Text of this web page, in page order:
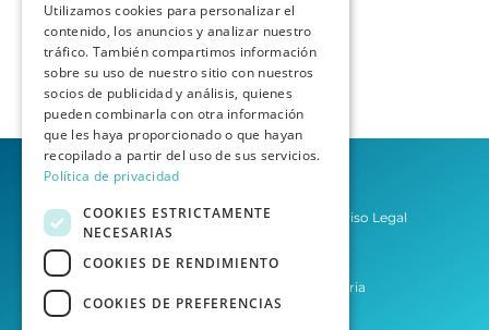
Política de privacidad Aviso Legal
Asesoría Las Palmas de Gran Canaria
Utilizamos cookies para personalizar el
contenido, los anuncios y analizar nuestro
tráfico. También compartimos información
sobre su uso de nuestro sitio con nuestros
socios de publicidad y análisis, quienes
pueden combinarla con otra información
que les haya proporcionado o que hayan
recopilado a partir del uso de sus servicios.
Política de privacidad
COOKIES ESTRICTAMENTE
NECESARIAS
COOKIES DE RENDIMIENTO
COOKIES DE PREFERENCIAS